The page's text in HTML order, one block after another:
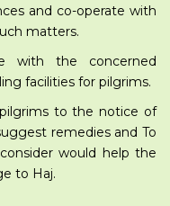
and co-operate with
matters.
with the concerned
facilities for pilgrims.
to the notice of
remedies and To
would help the
to Haj.